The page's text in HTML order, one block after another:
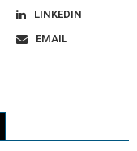
LINKEDIN
EMAIL